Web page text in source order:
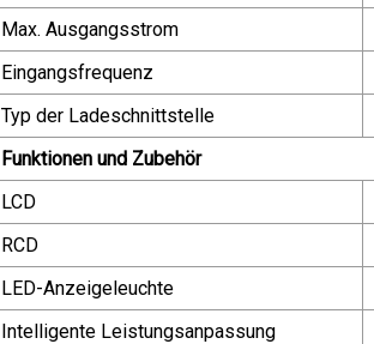
Max. Ausgangsstrom
Eingangsfrequenz
Typ der Ladeschnittstelle
Funktionen und Zubehör
LCD
RCD
LED-Anzeigeleuchte
Intelligente Leistungsanpassung